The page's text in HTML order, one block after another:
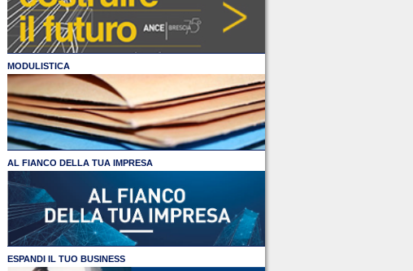
MODULISTICA
AL FIANCO DELLA TUA IMPRESA
ESPANDI IL TUO BUSINESS